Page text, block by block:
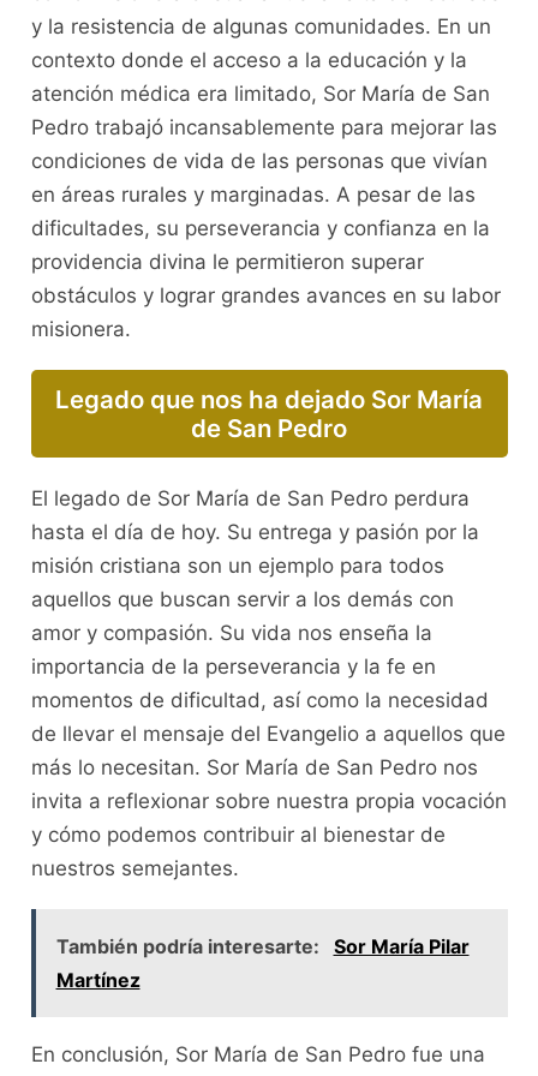
y la resistencia de algunas comunidades. En un
contexto donde el acceso a la educación y la
atención médica era limitado, Sor María de San
Pedro trabajó incansablemente para mejorar las
condiciones de vida de las personas que vivían
en áreas rurales y marginadas. A pesar de las
dificultades, su perseverancia y confianza en la
providencia divina le permitieron superar
obstáculos y lograr grandes avances en su labor
misionera.
Legado que nos ha dejado Sor María
de San Pedro
El legado de Sor María de San Pedro perdura
hasta el día de hoy. Su entrega y pasión por la
misión cristiana son un ejemplo para todos
aquellos que buscan servir a los demás con
amor y compasión. Su vida nos enseña la
importancia de la perseverancia y la fe en
momentos de dificultad, así como la necesidad
de llevar el mensaje del Evangelio a aquellos que
más lo necesitan. Sor María de San Pedro nos
invita a reflexionar sobre nuestra propia vocación
y cómo podemos contribuir al bienestar de
nuestros semejantes.
También podría interesarte:
Sor María Pilar
Martínez
En conclusión, Sor María de San Pedro fue una